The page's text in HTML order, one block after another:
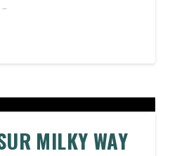
MILKY WAY